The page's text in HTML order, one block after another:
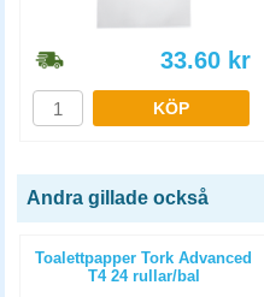
33.60 kr
KÖP
Andra gillade också
Toalettpapper Tork Advanced
T4 24 rullar/bal